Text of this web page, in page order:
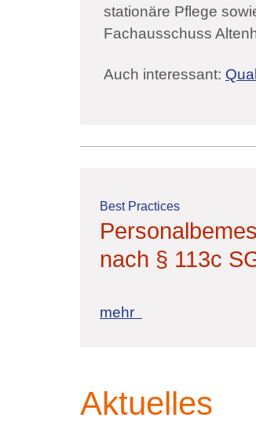
stationäre Pflege
Fachausschuss
Auch interessant:
Best Practices
nach § 113c
mehr
Aktuelles